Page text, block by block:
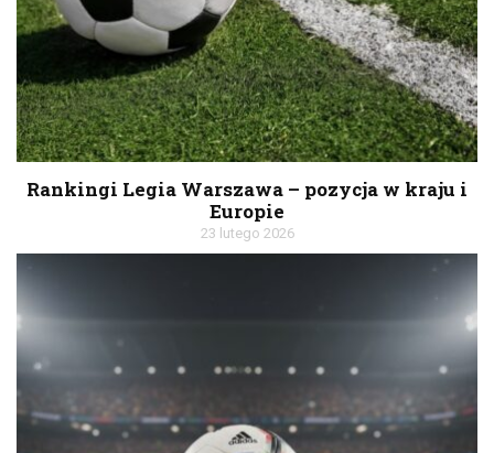
Rankingi Legia Warszawa – pozycja w kraju i
Europie
23 lutego 2026